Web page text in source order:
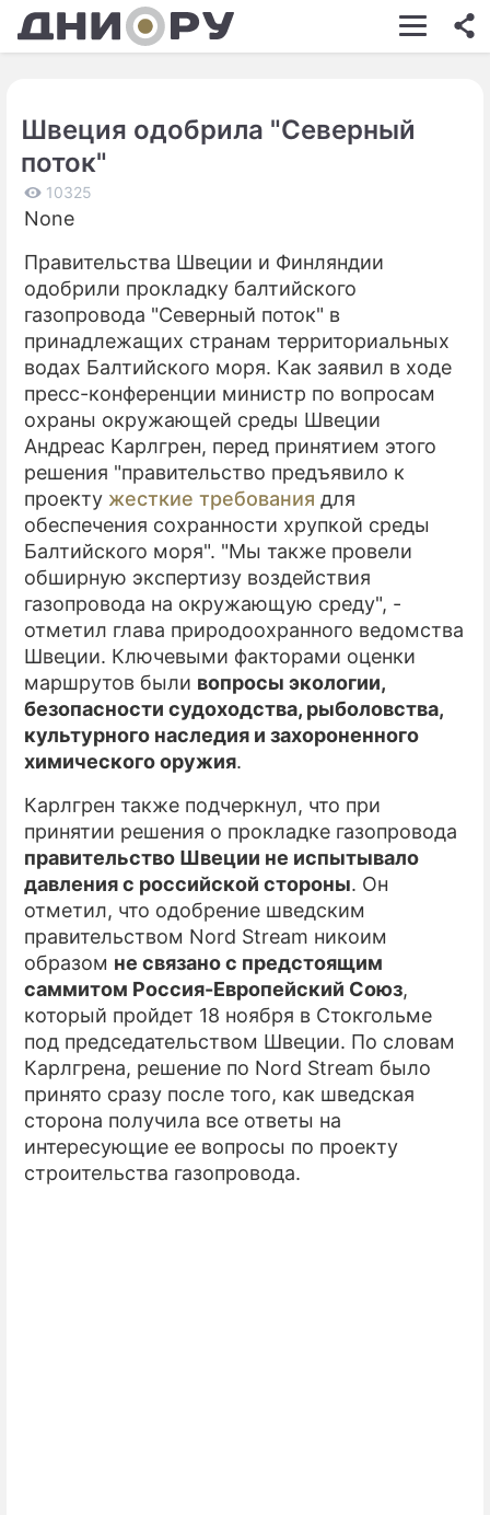
ШОУ-БИЗНЕС
КИНО
ЭКОНОМИКА
ПРОИСШЕСТВИЯ
СОННИК
СТИЛЬ ЖИЗНИ
СЕРИАЛЫ
ИГРЫ
ПРЕСС-РЕЛИЗЫ
О ПРОЕКТЕ
Швеция одобрила "Северный
поток"
10325
None
Правительства Швеции и Финляндии
одобрили прокладку балтийского
газопровода "Северный поток" в
принадлежащих странам территориальных
водах Балтийского моря. Как заявил в ходе
пресс-конференции министр по вопросам
охраны окружающей среды Швеции
Андреас Карлгрен, перед принятием этого
решения "правительство предъявило к
проекту жесткие требования для
обеспечения сохранности хрупкой среды
Балтийского моря". "Мы также провели
обширную экспертизу воздействия
газопровода на окружающую среду", -
отметил глава природоохранного ведомства
Швеции. Ключевыми факторами оценки
маршрутов были вопросы экологии,
безопасности судоходства, рыболовства,
культурного наследия и захороненного
химического оружия.
Карлгрен также подчеркнул, что при
принятии решения о прокладке газопровода
правительство Швеции не испытывало
давления с российской стороны. Он
отметил, что одобрение шведским
правительством Nord Stream никоим
образом не связано с предстоящим
саммитом Россия-Европейский Союз,
который пройдет 18 ноября в Стокгольме
под председательством Швеции. По словам
Карлгрена, решение по Nord Stream было
принято сразу после того, как шведская
сторона получила все ответы на
интересующие ее вопросы по проекту
строительства газопровода.